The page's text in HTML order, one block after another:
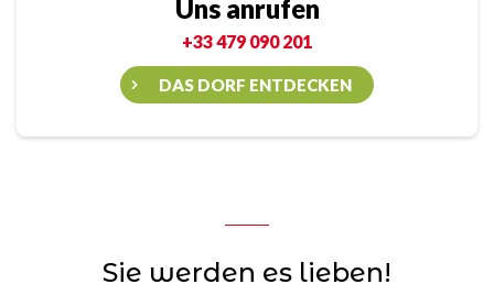
Uns anrufen
+33 479 090 201
DAS DORF ENTDECKEN
Sie werden es lieben!